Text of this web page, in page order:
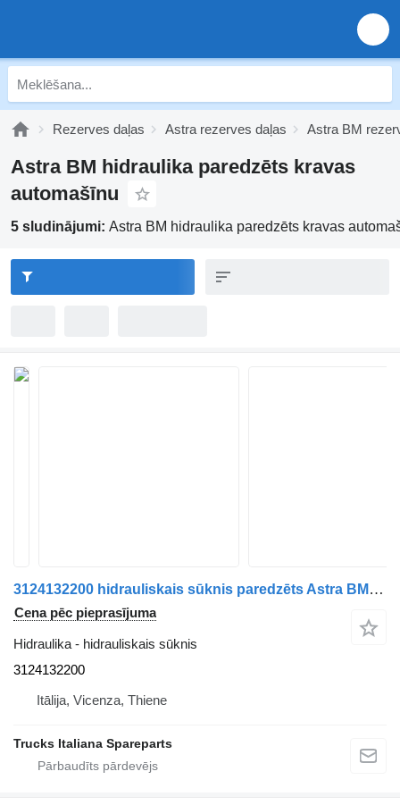
Rezerves daļas Astra rezerves daļas Astra BM
Astra BM hidraulika paredzēts kravas
automašīnu
5 sludinājumi: Astra BM hidraulika paredzēts kravas
3124132200 hidrauliskais sūknis paredzēts Astra BM kravas automašīnas
Cena pēc pieprasījuma
Hidraulika - hidrauliskais sūknis
3124132200
Itālija, Vicenza, Thiene
Trucks Italiana Spareparts